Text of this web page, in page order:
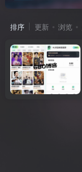
排序 更新 浏览